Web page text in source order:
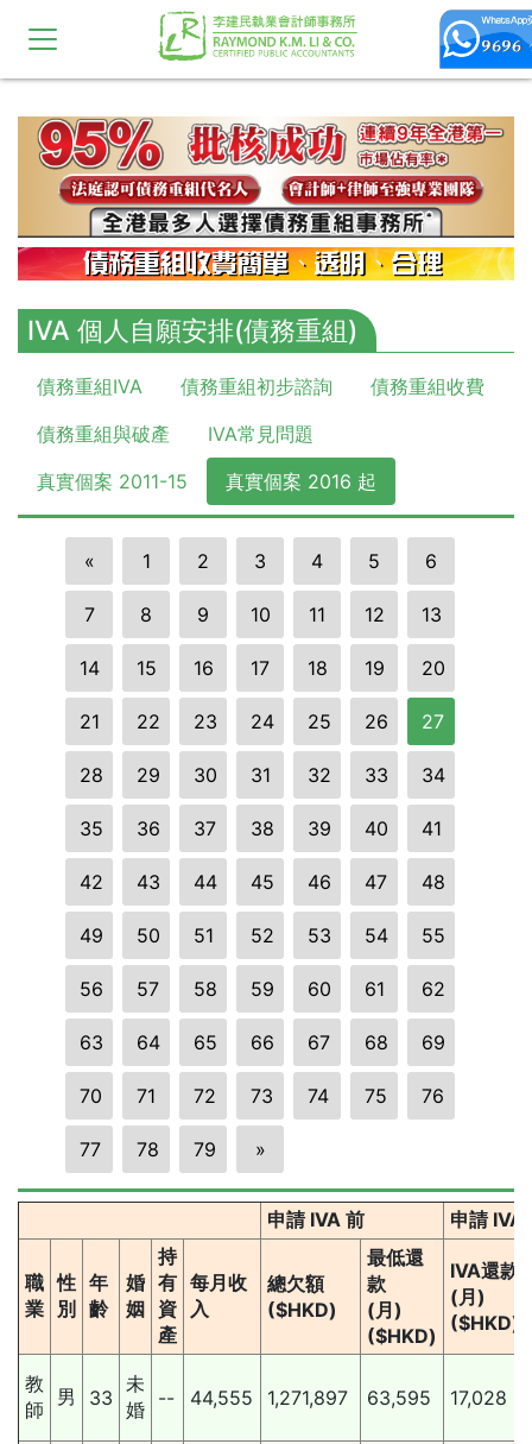
10,11,12,13,14,15,16,17,18,19,20
IVA 個人自願安排(債務重組)
債務重組IVA 債務重組初步諮詢
債務重組收費
債務重組與破產
IVA常見問題
真實個案 2011-15
真實個案 2016 起
« 1 2 3 4 5 6
7 8 9 10 11 12 13
14 15 16 17 18 19 20
21 22 23 24 25 26 27
28 29 30 31 32 33 34
35 36 37 38 39 40 41
42 43 44 45 46 47 48
49 50 51 52 53 54 55
56 57 58 59 60 61 62
63 64 65 66 67 68 69
70 71 72 73 74 75 76
77 78 79 »
申請 IVA 前 申請 IVA
職
業
性
別
年
齡
婚
姻
持
有
資
產
每月收
入
總欠額
($HKD)
最低還
款
(月)
($HKD)
IVA還款
(月)
($HKD)
教
師
男 33
未
婚
-- 44,555 1,271,897 63,595 17,028